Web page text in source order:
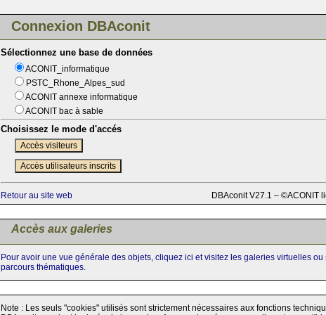
Connexion DBAconit
Sélectionnez une base de données
ACONIT_informatique
PSTC_Rhone_Alpes_sud
ACONIT annexe informatique
ACONIT bac à sable
Choisissez le mode d'accés
Accès visiteurs
Accès utilisateurs inscrits
Retour au site web DBAconit V27.1 – ©ACONIT
Accès aux galeries
Pour avoir une vue générale des objets, cliquez ici et visitez les galeries virtuelles ou
parcours thématiques.
Note : Les seuls "cookies" utilisés sont strictement nécessaires aux fonctions